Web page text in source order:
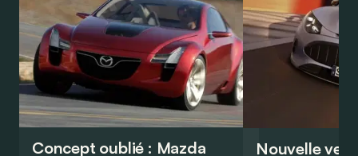
Concept oublié : Mazda
Nouvelle